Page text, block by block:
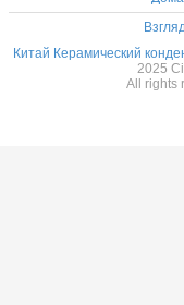
Китай Керамический
2025
All rights